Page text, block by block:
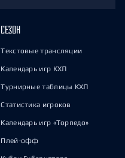
СЕЗОН
Текстовые трансляции
Календарь игр КХЛ
Турнирные таблицы КХЛ
Статистика игроков
Календарь игр «Торпедо»
Плей-офф